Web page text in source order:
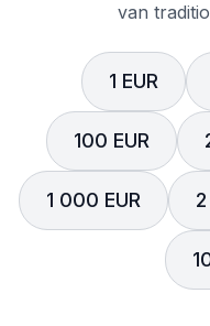
van
1 EUR
100 EUR
1 000 EUR